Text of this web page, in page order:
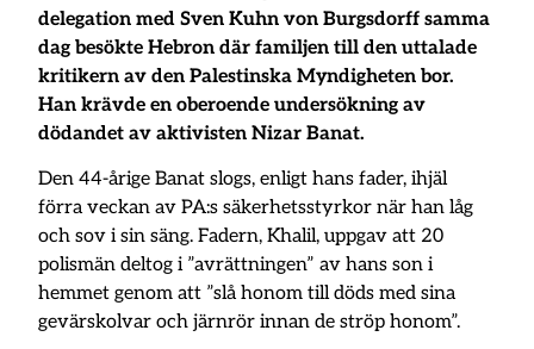
delegation med Sven Kuhn von Burgsdorff samma
dag besökte Hebron där familjen till den uttalade
kritikern av den Palestinska Myndigheten bor.
Han krävde en oberoende undersökning av
dödandet av aktivisten Nizar Banat.
Den 44-årige Banat slogs, enligt hans fader, ihjäl
förra veckan av PA:s säkerhetsstyrkor när han låg
och sov i sin säng. Fadern, Khalil, uppgav att 20
polismän deltog i ”avrättningen” av hans son i
hemmet genom att ”slå honom till döds med sina
gevärskolvar och järnrör innan de ströp honom”.